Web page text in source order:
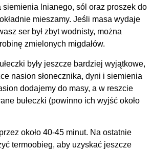
siemienia lnianego, sól oraz proszek do
mieszamy. Jeśli masa wydaje
ser był zbyt wodnisty, można
zmielonych migdałów.
były jeszcze bardziej wyjątkowe,
nasion słonecznika, dyni i siemienia
dodajemy do masy, a w reszcie
bułeczki (powinno ich wyjść około
około 40-45 minut. Na ostatnie
termoobieg, aby uzyskać jeszcze